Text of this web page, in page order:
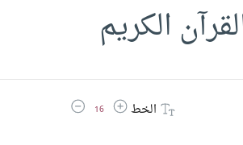
الكريم
الخطزيادة حجم الخط
16 تقليل حجم الخط